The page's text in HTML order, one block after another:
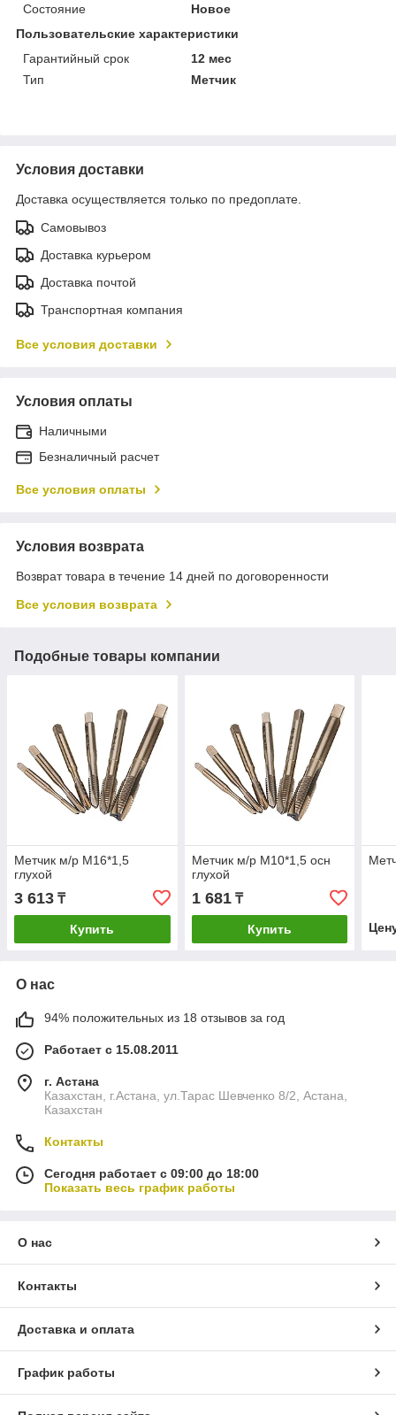
Состояние
Новое
Пользовательские характеристики
Гарантийный срок
12 мес
Тип
Метчик
Условия доставки
Доставка осуществляется только по предоплате.
Самовывоз
Доставка курьером
Доставка почтой
Транспортная компания
Все условия доставки
Условия оплаты
Наличными
Безналичный расчет
Все условия оплаты
Условия возврата
Возврат товара в течение 14 дней по договоренности
Все условия возврата
Подобные товары компании
Метчик м/р М16*1,5
глухой
3 613 ₸
Купить
Метчик м/р М10*1,5 осн
глухой
1 681₸
Купить
О нас
94% положительных из 18 отзывов за год
Работает с 15.08.2011
г. Астана
Казахстан, г.Астана, ул.Тарас Шевченко 8/2, Астана,
Казахстан
Контакты
Сегодня работает с 09:00 до 18:00
Показать весь график работы
О нас
Контакты
Доставка и оплата
График работы